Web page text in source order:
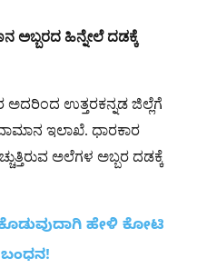
ಅಬ್ಬರದ ಹಿನ್ನೇಲೆ ದಡಕ್ಕೆ
ಅದರಿಂದ ಉತ್ತರಕನ್ನಡ ಜಿಲ್ಲೆಗೆ
ಇಲಾಖೆ. ಧಾರಕಾರ
ಅಲೆಗಳ ಅಬ್ಬರ ದಡಕ್ಕೆ
ಹೇಳಿ ಕೋಟಿ